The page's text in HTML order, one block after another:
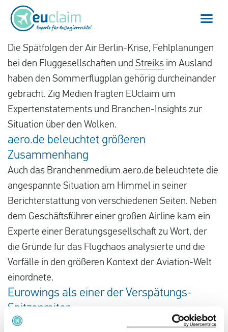
Neuigkeiten
Presse
Fragen und Antworten
Deutsch
Home
Flugverspätung
Flugannullierung
Anschlussflug verpasst
EU-Fluggastrechte
Mein EUclaim
Die Spätfolgen der Air Berlin-Krise, Fehlplanungen
bei den Fluggesellschaften und Streiks im Ausland
haben den Sommerflugplan gehörig durcheinander
gebracht. Zig Medien fragten EUclaim um
Expertenstatements und Branchen-Insights zur
Situation über den Wolken.
aero.de beleuchtet größeren
Zusammenhang
Auch das Branchenmedium aero.de beleuchtete die
angespannte Situation am Himmel in seiner
Berichterstattung von verschiedenen Seiten. Neben
dem Geschäftsführer einer großen Airline kam ein
Experte einer Beratungsgesellschaft zu Wort, der
die Gründe für das Flugchaos analysierte und die
Vorfälle in den größeren Kontext der Aviation-Welt
einordnete.
Eurowings als einer der Verspätungs-
Spitzenreiter
Speziell die Situation bei Eurowings nahm der